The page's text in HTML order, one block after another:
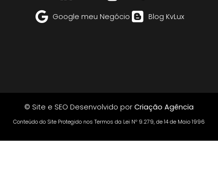
Google meu Negócio Blog KvLux
© Site e SEO Desenvolvido por Criação Agência
Conteúdo do Site Protegido nos Termos da Lei Nº 9.279, de 14 de Maio 1996